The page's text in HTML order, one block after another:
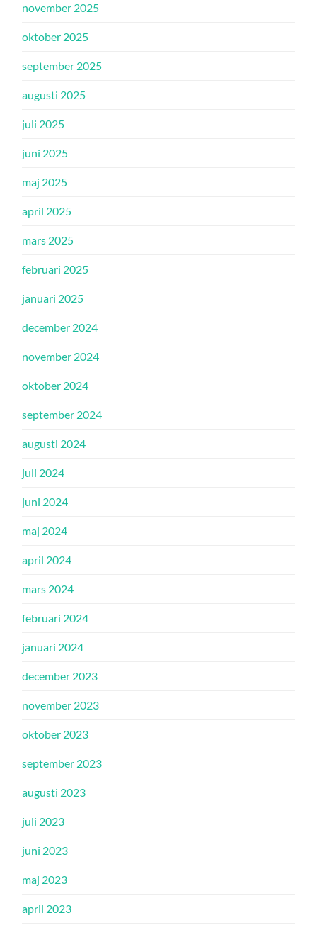
november 2025
oktober 2025
september 2025
augusti 2025
juli 2025
juni 2025
maj 2025
april 2025
mars 2025
februari 2025
januari 2025
december 2024
november 2024
oktober 2024
september 2024
augusti 2024
juli 2024
juni 2024
maj 2024
april 2024
mars 2024
februari 2024
januari 2024
december 2023
november 2023
oktober 2023
september 2023
augusti 2023
juli 2023
juni 2023
maj 2023
april 2023